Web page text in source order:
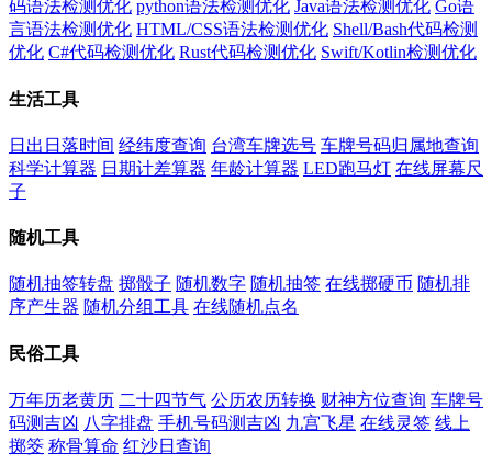
码语法检测优化 python语法检测优化 Java语法检测优化 Go语
言语法检测优化 HTML/CSS语法检测优化 Shell/Bash代码检测
优化 C#代码检测优化 Rust代码检测优化 Swift/Kotlin检测优化
生活工具
日出日落时间 经纬度查询 台湾车牌选号 车牌号码归属地查询
科学计算器 日期计差算器 年龄计算器 LED跑马灯 在线屏幕尺
子
随机工具
随机抽签转盘 掷骰子 随机数字 随机抽签 在线掷硬币 随机排
序产生器 随机分组工具 在线随机点名
民俗工具
万年历老黄历 二十四节气 公历农历转换 财神方位查询 车牌号
码测吉凶 八字排盘 手机号码测吉凶 九宫飞星 在线灵签 线上
掷筊 称骨算命 红沙日查询